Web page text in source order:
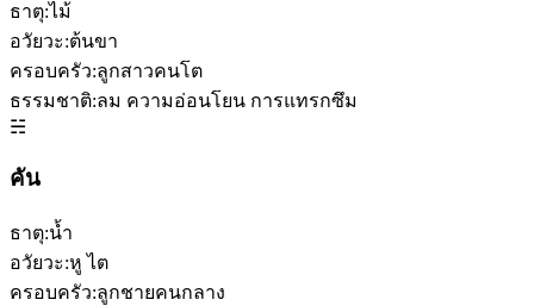
ธาตุ:ไม้
อวัยวะ:ต้นขา
ครอบครัว:ลูกสาวคนโต
ธรรมชาติ:ลม ความอ่อนโยน การแทรกซึม
☵
คัน
ธาตุ:น้ำ
อวัยวะ:หู ไต
ครอบครัว:ลูกชายคนกลาง